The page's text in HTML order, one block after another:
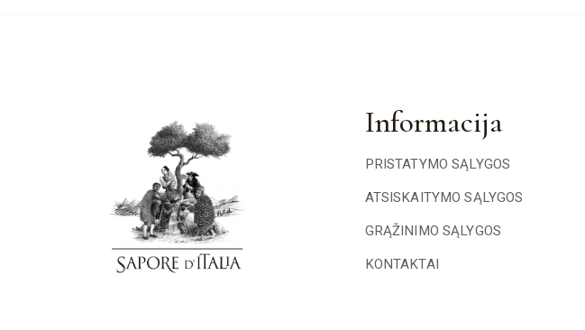
Informacija
PRISTATYMO SĄLYGOS
ATSISKAITYMO SĄLYGOS
GRĄŽINIMO SĄLYGOS
KONTAKTAI